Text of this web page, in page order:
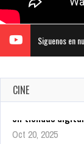
Siguenos en
CINE
Warner Bros.